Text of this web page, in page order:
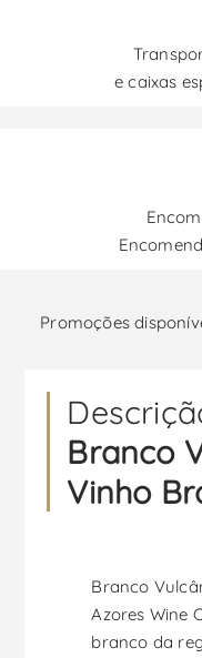
e caixas
Promoções
Branco
Vinho
Branco
Azores Wine
branco da